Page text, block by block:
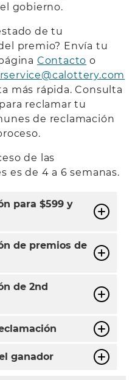
gobierno.
de tu
premio? Envía tu
Contacto o
más rápida. Consulta
reclamar tu
de reclamación
de las
es de 4 a 6 semanas.
para $599 y
de premios de
de 2nd
ganador